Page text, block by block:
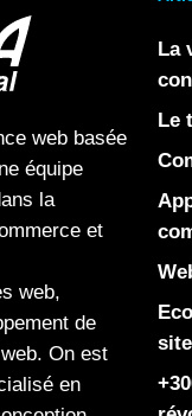
web basée
équipe
la
et
web,
de
. On est
en
La
Le